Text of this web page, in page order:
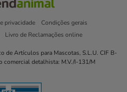
privacidade
Condições gerais
Livro de Reclamações online
de Artículos para Mascotas, S.L.U. CIF B-
comercial detalhista: M.V./I-131/M